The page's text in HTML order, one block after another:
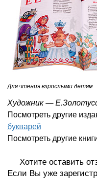
Для чтения взрослыми детям
Художник —
Посмотреть другие
букварей
Посмотреть другие
Хотите оставить
Если Вы уже